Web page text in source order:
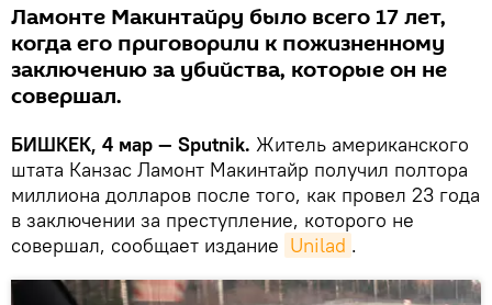
Ламонте Макинтайру было всего 17 лет,
когда его приговорили к пожизненному
заключению за убийства, которые он не
совершал.
БИШКЕК, 4 мар — Sputnik. Житель американского
штата Канзас Ламонт Макинтайр получил полтора
миллиона долларов после того, как провел 23 года
в заключении за преступление, которого не
совершал, сообщает издание Unilad .